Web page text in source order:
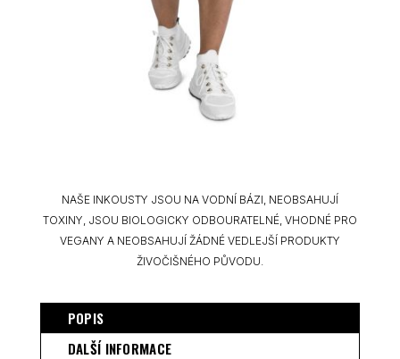
NAŠE INKOUSTY JSOU NA VODNÍ BÁZI, NEOBSAHUJÍ
TOXINY, JSOU BIOLOGICKY ODBOURATELNÉ, VHODNÉ PRO
VEGANY A NEOBSAHUJÍ ŽÁDNÉ VEDLEJŠÍ PRODUKTY
ŽIVOČIŠNÉHO PŮVODU.
POPIS
DALŠÍ INFORMACE